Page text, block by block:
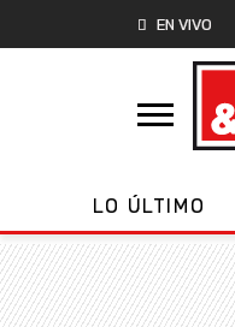
EN VIVO
LO ÚLTIMO